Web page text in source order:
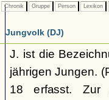
Chronik Gruppe Person Lexikon
Jungvolk (DJ)
J. ist die
jährigen Jungen.
18 erfasst. Zur